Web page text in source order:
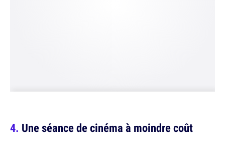
Une séance de cinéma à moindre coût